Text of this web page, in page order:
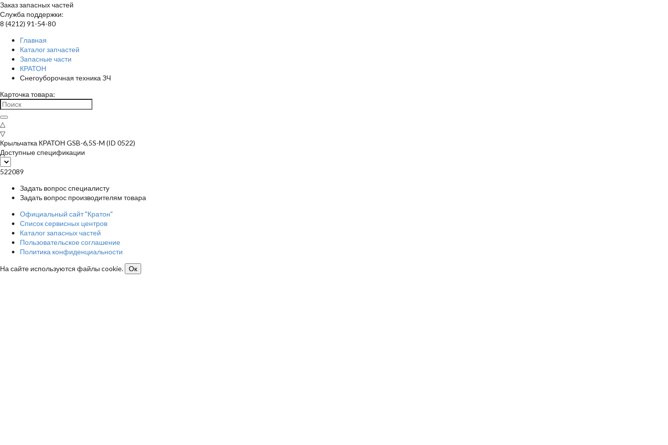
Заказ запасных частей
Служба поддержки:
8 (4212) 91-54-80
Главная
Каталог запчастей
Запасные части
КРАТОН
Снегоуборочная техника ЗЧ
Карточка товара:
△
▽
Крыльчатка КРАТОН GSB-6,5S-M (ID 0522)
Доступные спецификации
522089
Задать вопрос специалисту
Задать вопрос производителям товара
Официальный сайт "Кратон"
Список сервисных центров
Каталог запасных частей
Пользовательское соглашение
Политика конфиденциальности
На сайте используются файлы cookie.
Ок